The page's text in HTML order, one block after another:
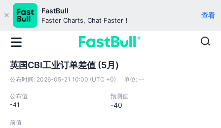
FastBull
Faster Charts, Chat Faster！
查看
英国CBI工业订单差值 (5月)
公布时间: 2026-05-21 10:00 (UTC +0) 单位: --
公布值
-41
预测值
-40
前值